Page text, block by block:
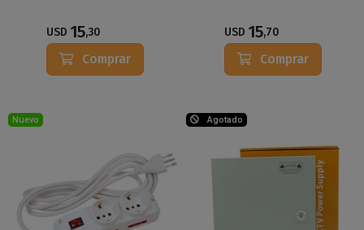
USD 15,30
Comprar
USD 15,70
Comprar
Nuevo Agotado